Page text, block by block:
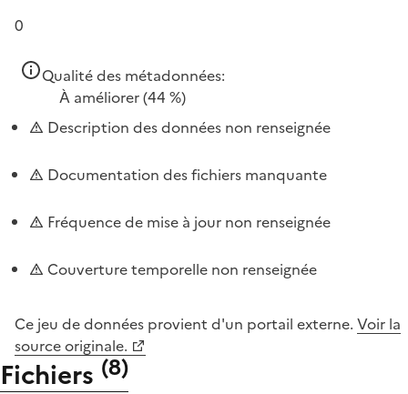
0
Qualité des métadonnées:
À améliorer(44 %)
Description des données non renseignée
Documentation des fichiers manquante
Fréquence de mise à jour non renseignée
Couverture temporelle non renseignée
Ce jeu de données provient d'un portail externe. Voir la
source originale.
Fichiers (8)